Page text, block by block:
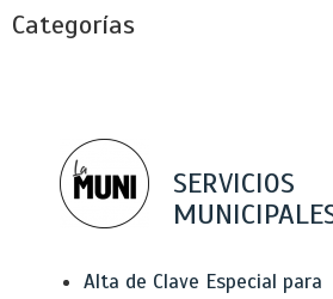
Categorías
SERVICIOS
Alta de Clave Especial para